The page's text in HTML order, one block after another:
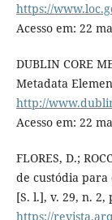
https://
Acesso em: 22
DUBLIN CORE
Metadata
http://
Acesso em: 22
FLORES, D.;
de custódia
[S. l.], v. 29, n. 2,
https://